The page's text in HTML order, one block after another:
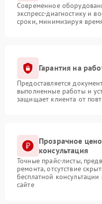
Современное
экспресс-диагностику и
сроки, минимизируя
Гарантия на
Предоставляется
выполненные работы и
защищает клиента от
Прозрачное
консультация
Точные прайс-листы,
ремонта, отсутствие
бесплатной
сайте